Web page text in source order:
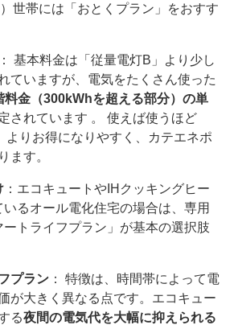
世帯には「おとくプラン」をおすす
基本料金は「従量電灯B」より少し
ていますが、電気をたくさん使った
料金（300kWhを超える部分）の単
されています 。 使えば使うほど
よりお得になりやすく、カテエネポ
ます。
：エコキュートやIHクッキングヒー
るオール電化住宅の場合は、専用
トライフプラン」が基本の選択肢
プラン： 特徴は、時間帯によって電
が大きく異なる点です。エコキュー
る夜間の電気代を大幅に抑えられる